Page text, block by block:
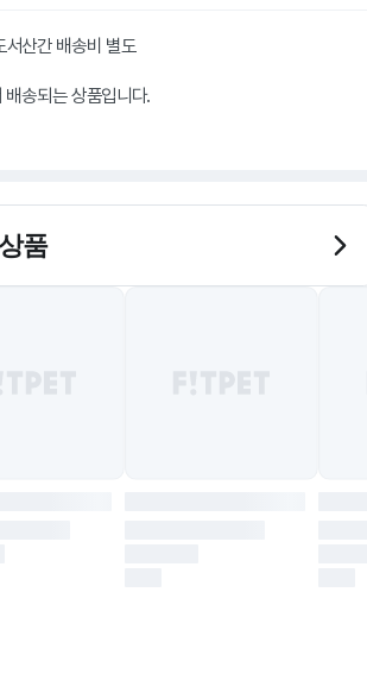
산간 배송비 별도
송되는 상품입니다.
품